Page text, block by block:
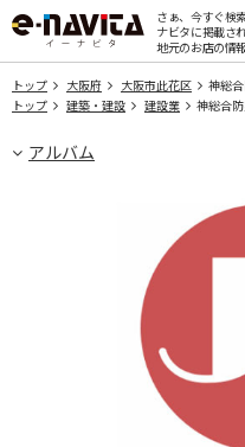
さぁ、今すぐ検
ナビタに掲載さ
地元のお店の情
トップ 大阪府 大阪市此花区
神総
トップ
建築・建設 建設業 神総合
アルバム